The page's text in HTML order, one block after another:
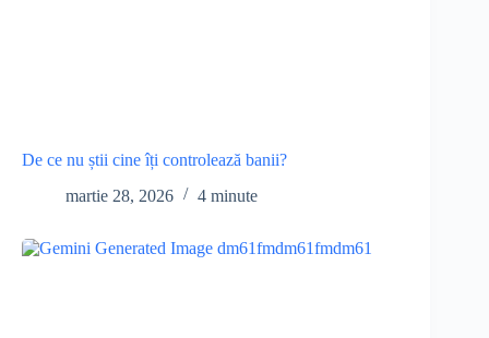
De ce nu știi cine îți controlează banii?
martie 28, 2026
4 minute